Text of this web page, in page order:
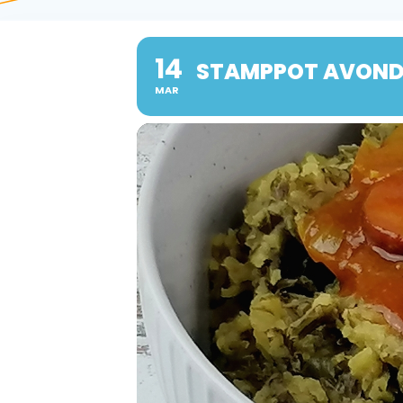
14
MAR
STAMPPOT